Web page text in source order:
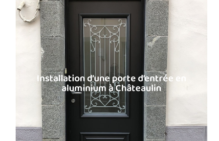
Installation d’une porte d’entrée en
aluminium à Châteaulin